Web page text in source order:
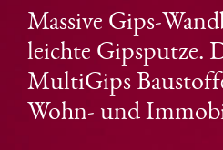
Massive Gips-
leichte Gipsputze.
MultiGips
Wohn- und